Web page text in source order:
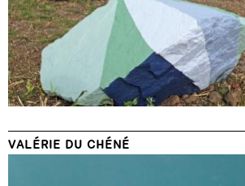
VALÉRIE DU CHÉNÉ